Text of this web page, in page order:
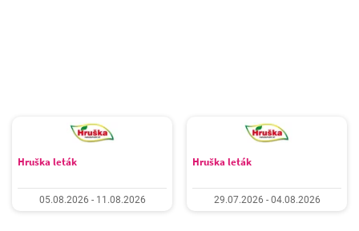
Hruška leták
05.08.2026 - 11.08.2026
Hruška leták
29.07.2026 - 04.08.2026